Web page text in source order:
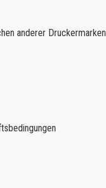
anderer Druckermarken